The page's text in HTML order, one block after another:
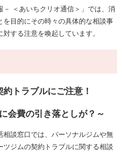
＜あいちクリオ通信＞」では、消
を目的にその時々の具体的な相談事
する注意を喚起しています。
トラブルにご注意！
会費の引き落としが？～​
談窓口では、パーソナルジムや無
ツジムの契約トラブルに関する相談